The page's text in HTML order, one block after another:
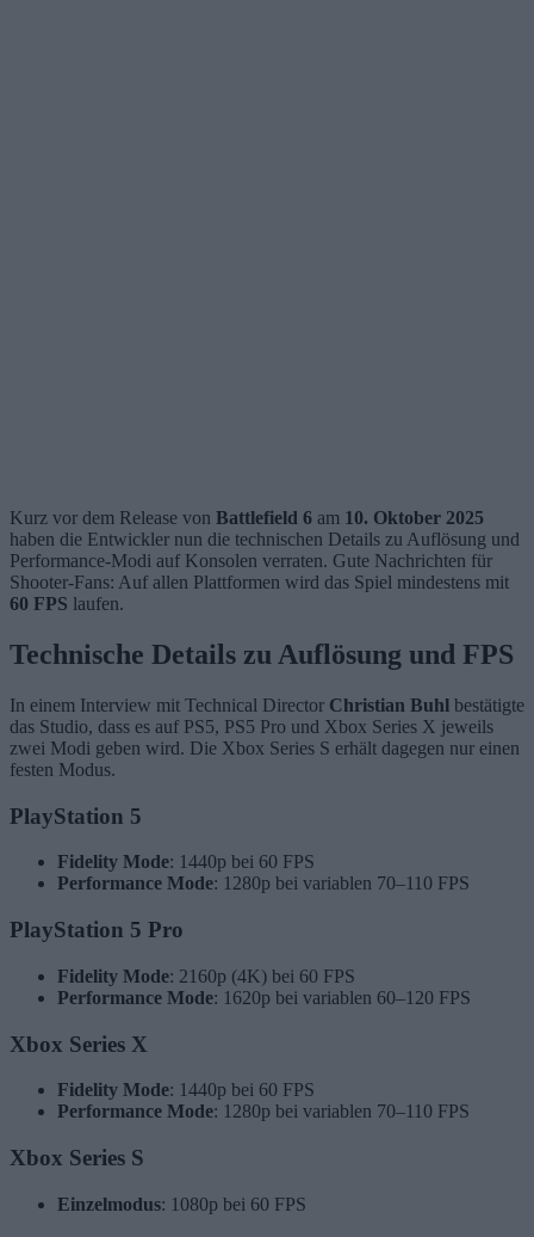
Kurz vor dem Release von Battlefield 6 am 10. Oktober 2025
haben die Entwickler nun die technischen Details zu Auflösung und
Performance-Modi auf Konsolen verraten. Gute Nachrichten für
Shooter-Fans: Auf allen Plattformen wird das Spiel mindestens mit
60 FPS laufen.
Technische Details zu Auflösung und FPS
In einem Interview mit Technical Director Christian Buhl bestätigte
das Studio, dass es auf PS5, PS5 Pro und Xbox Series X jeweils
zwei Modi geben wird. Die Xbox Series S erhält dagegen nur einen
festen Modus.
PlayStation 5
Fidelity Mode: 1440p bei 60 FPS
Performance Mode: 1280p bei variablen 70–110 FPS
PlayStation 5 Pro
Fidelity Mode: 2160p (4K) bei 60 FPS
Performance Mode: 1620p bei variablen 60–120 FPS
Xbox Series X
Fidelity Mode: 1440p bei 60 FPS
Performance Mode: 1280p bei variablen 70–110 FPS
Xbox Series S
Einzelmodus: 1080p bei 60 FPS